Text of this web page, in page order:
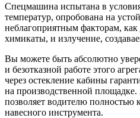
Спецмашина испытана в
температур, опробована на
неблагоприятным факторам,
химикаты, и излучение,
Вы можете быть абсолютно
и безотказной работе этого
через остекление кабины
на производственной
позволяет водителю полностью
навесного инструмента.